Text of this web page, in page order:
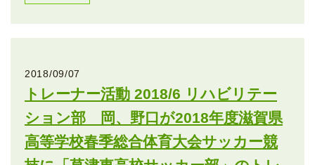
2018/09/07
トレーナー活動 2018/6 リハビリテー
ション部 岡、野口が2018年度滋賀県
高等学校春季総合体育大会サッカー競